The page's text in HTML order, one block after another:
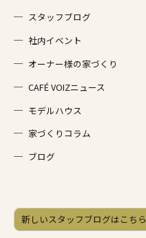
スタッフブログ
社内イベント
オーナー様の家づくり
CAFÉ VOIZニュース
モデルハウス
家づくりコラム
ブログ
新しいスタッフブログはこちら